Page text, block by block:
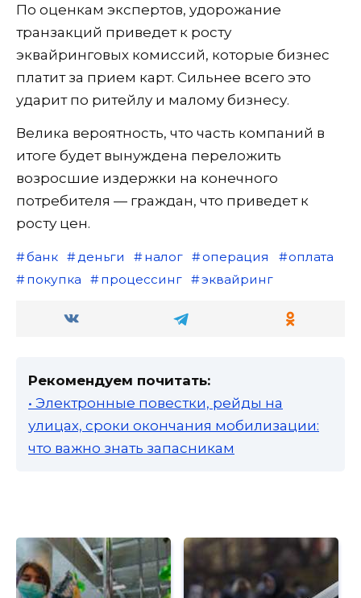
По оценкам экспертов, удорожание
транзакций приведет к росту
эквайринговых комиссий, которые бизнес
платит за прием карт. Сильнее всего это
ударит по ритейлу и малому бизнесу.
Велика вероятность, что часть компаний в
итоге будет вынуждена переложить
возросшие издержки на конечного
потребителя — граждан, что приведет к
росту цен.
банк деньги налог операция
оплата
покупка
процессинг эквайринг
Рекомендуем почитать:
• Электронные повестки, рейды на
улицах, сроки окончания мобилизации:
что важно знать запасникам